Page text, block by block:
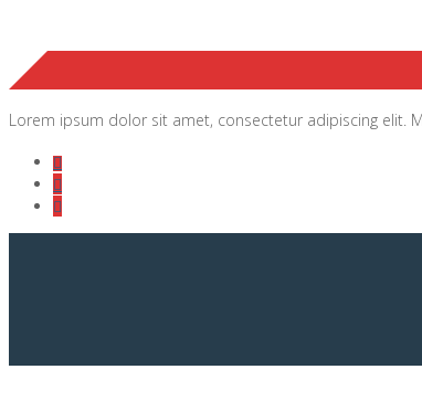
Lorem ipsum dolor sit amet, consectetur adipiscing elit.